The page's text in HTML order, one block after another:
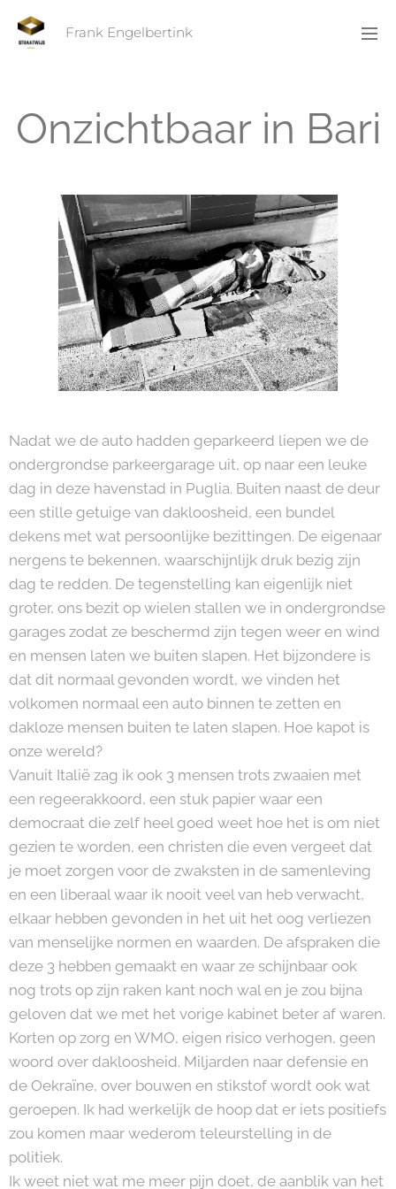
Frank Engelbertink
Onzichtbaar in Bari
Nadat we de auto hadden geparkeerd liepen we de
ondergrondse parkeergarage uit, op naar een leuke
dag in deze havenstad in Puglia. Buiten naast de deur
een stille getuige van dakloosheid, een bundel
dekens met wat persoonlijke bezittingen. De eigenaar
nergens te bekennen, waarschijnlijk druk bezig zijn
dag te redden. De tegenstelling kan eigenlijk niet
groter, ons bezit op wielen stallen we in ondergrondse
garages zodat ze beschermd zijn tegen weer en wind
en mensen laten we buiten slapen. Het bijzondere is
dat dit normaal gevonden wordt, we vinden het
volkomen normaal een auto binnen te zetten en
dakloze mensen buiten te laten slapen. Hoe kapot is
onze wereld?
Vanuit Italië zag ik ook 3 mensen trots zwaaien met
een regeerakkoord, een stuk papier waar een
democraat die zelf heel goed weet hoe het is om niet
gezien te worden, een christen die even vergeet dat
je moet zorgen voor de zwaksten in de samenleving
en een liberaal waar ik nooit veel van heb verwacht,
elkaar hebben gevonden in het uit het oog verliezen
van menselijke normen en waarden. De afspraken die
deze 3 hebben gemaakt en waar ze schijnbaar ook
nog trots op zijn raken kant noch wal en je zou bijna
geloven dat we met het vorige kabinet beter af waren.
Korten op zorg en WMO, eigen risico verhogen, geen
woord over dakloosheid. Miljarden naar defensie en
de Oekraïne, over bouwen en stikstof wordt ook wat
geroepen. Ik had werkelijk de hoop dat er iets positiefs
zou komen maar wederom teleurstelling in de
politiek.
Ik weet niet wat me meer pijn doet, de aanblik van het